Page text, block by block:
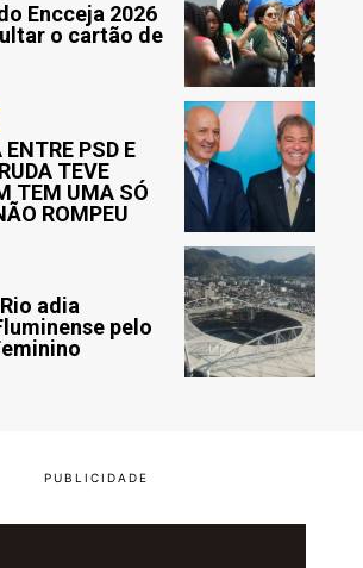
Encceja 2026
o cartão de
PSD E
TEVE
TEM UMA SÓ
ROMPEU
adia
pelo